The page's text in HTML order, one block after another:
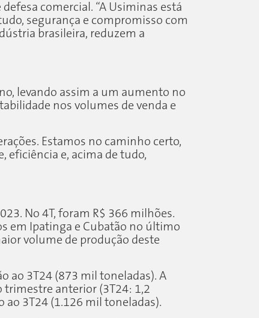
comercial. “A Usiminas está
segurança e compromisso com
brasileira, reduzem a
levando assim a um aumento no
nos volumes de venda e
Estamos no caminho certo,
eficiência e, acima de tudo,
No 4T, foram R$ 366 milhões.
em Ipatinga e Cubatão no último
volume de produção deste
ao 3T24 (873 mil toneladas). A
trimestre anterior (3T24: 1,2
ao 3T24 (1.126 mil toneladas).